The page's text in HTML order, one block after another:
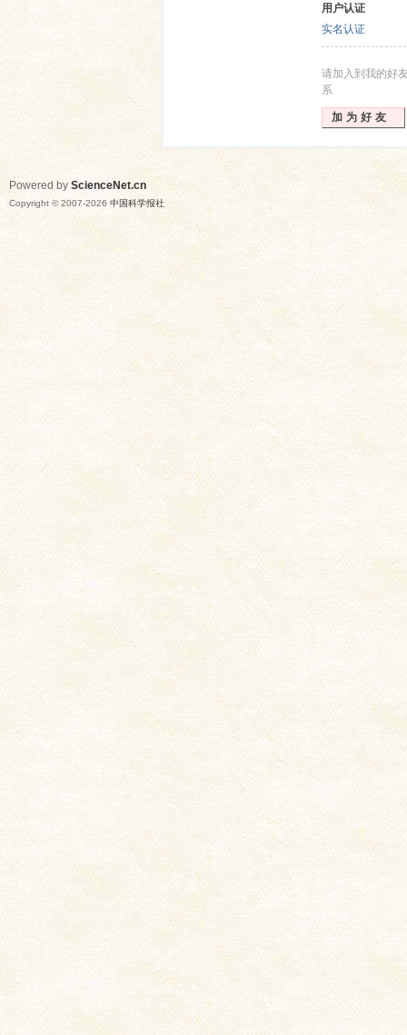
用户认证
实名认证
请加入到我的好
系
加为好友
Powered by ScienceNet.cn
Copyright © 2007-2026 中国科学报社